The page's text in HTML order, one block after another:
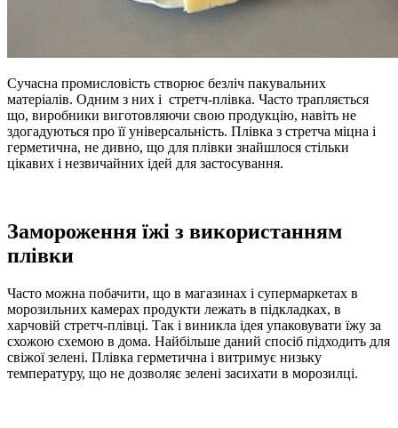
Сучасна промисловість створює безліч пакувальних
матеріалів. Одним з них і стретч-плівка. Часто трапляється
що, виробники виготовляючи свою продукцію, навіть не
здогадуються про її універсальність. Плівка з стретча міцна і
герметична, не дивно, що для плівки знайшлося стільки
цікавих і незвичайних ідей для застосування.
Замороження їжі з використанням
плівки
Часто можна побачити, що в магазинах і супермаркетах в
морозильних камерах продукти лежать в підкладках, в
харчовій стретч-плівці. Так і виникла ідея упаковувати їжу за
схожою схемою в дома. Найбільше даний спосіб підходить для
свіжої зелені. Плівка герметична і витримує низьку
температуру, що не дозволяє зелені засихати в морозилці.